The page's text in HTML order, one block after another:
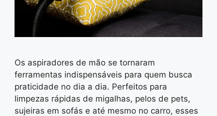
Os aspiradores de mão se tornaram
ferramentas indispensáveis para quem busca
praticidade no dia a dia. Perfeitos para
limpezas rápidas de migalhas, pelos de pets,
sujeiras em sofás e até mesmo no carro, esses